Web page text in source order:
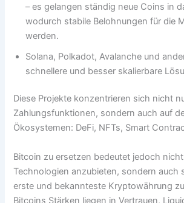
– es gelangen ständig neue Coins in
wodurch stabile Belohnungen für die
werden.
Solana, Polkadot, Avalanche und
schnellere und besser skalierbare
Diese Projekte konzentrieren sich nicht
Zahlungsfunktionen, sondern auch auf
Ökosystemen: DeFi, NFTs, Smart
Bitcoin zu ersetzen bedeutet jedoch
Technologien anzubieten, sondern auch
erste und bekannteste Kryptowährung
Bitcoins Stärken liegen in Vertrauen,